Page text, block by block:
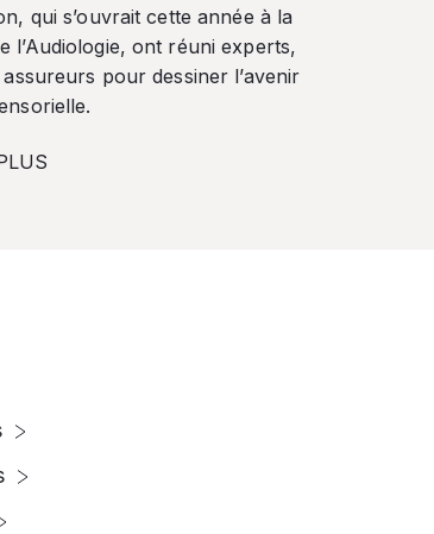
qui s’ouvrait cette année à la
l’Audiologie, ont réuni experts,
pour dessiner l’avenir